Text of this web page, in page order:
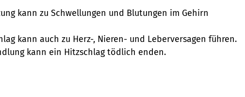
kann zu Schwellungen und Blutungen im Gehirn
kann auch zu Herz-, Nieren- und Leberversagen führen.
kann ein Hitzschlag tödlich enden.